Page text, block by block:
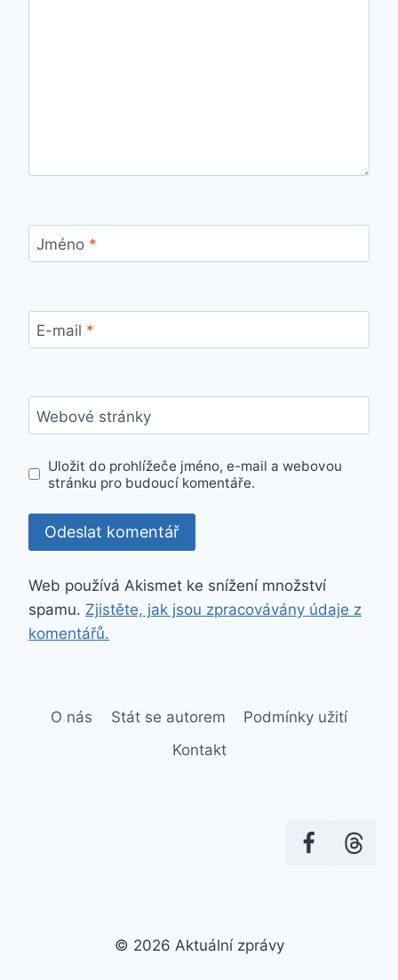
Jméno *
E-mail *
Webové stránky
Uložit do prohlížeče jméno, e-mail a webovou
stránku pro budoucí komentáře.
Web používá Akismet ke snížení množství
spamu. Zjistěte, jak jsou zpracovávány údaje z
komentářů.
O nás Stát se autorem
Podmínky užití
Kontakt
© 2026 Aktuální zprávy